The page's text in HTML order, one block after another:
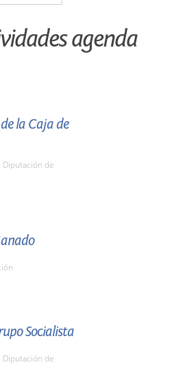
agenda
la Caja de
Diputación de
Socialista
Diputación de